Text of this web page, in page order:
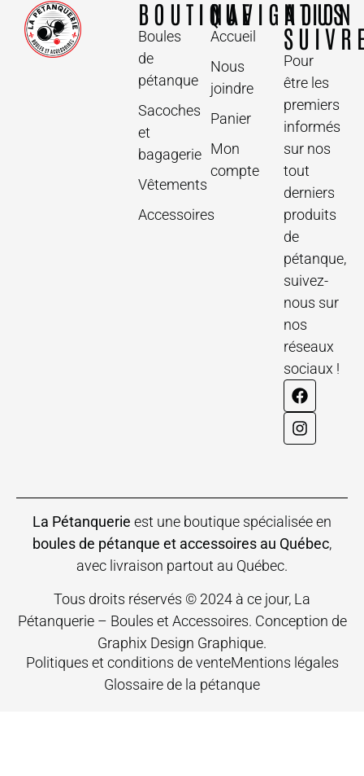
BOUTIQUE
Boules
de
pétanque
Sacoches
et
bagagerie
Vêtements
Accessoires
NAVIGATION
Accueil
Nous
joindre
Panier
Mon
compte
NOUS
Pour
être les
premiers
informés
sur nos
tout
derniers
produits
de
pétanque,
suivez-
nous sur
nos
réseaux
sociaux !
La Pétanquerie est une boutique spécialisée en
boules de pétanque et accessoires au Québec,
avec livraison partout au Québec.
Tous droits réservés © 2024 à ce jour, La
Pétanquerie – Boules et Accessoires. Conception de
Graphix Design Graphique.
Politiques et conditions de venteMentions légales
Glossaire de la pétanque